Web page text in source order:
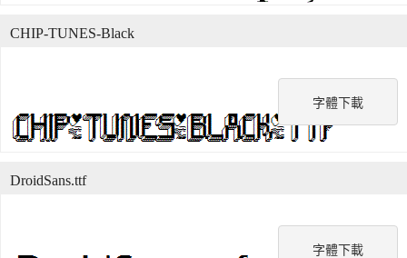
字體下載
CHIP-TUNES-Black
字體下載
DroidSans.ttf